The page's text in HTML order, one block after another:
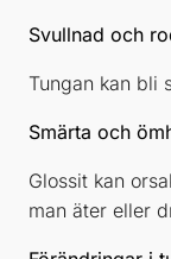
Svullnad och
Tungan kan bli
Smärta och
Glossit kan
man äter eller